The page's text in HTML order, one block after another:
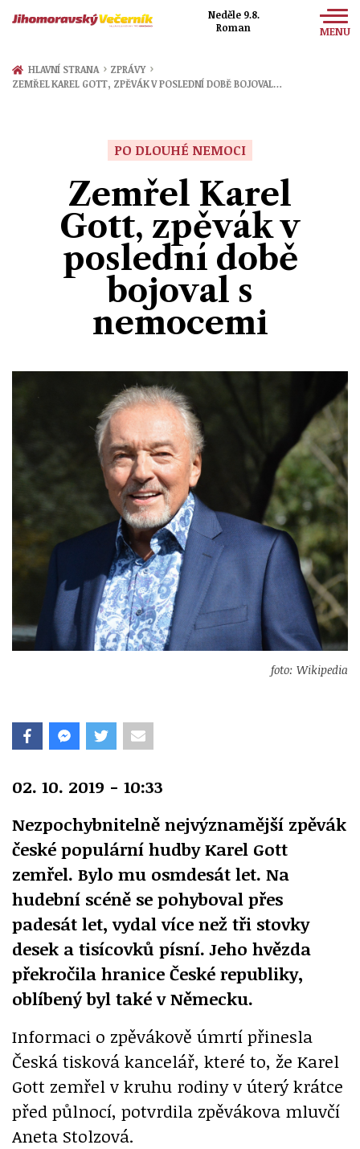
Neděle 9.8.
Roman
MENU
Zprávy
HLAVNÍ STRANA › ZPRÁVY ›
ZEMŘEL KAREL GOTT, ZPĚVÁK V POSLEDNÍ DOBĚ BOJOVAL…
PO DLOUHÉ NEMOCI
Zemřel Karel
Gott, zpěvák v
poslední době
bojoval s
nemocemi
foto: Wikipedia
02. 10. 2019 - 10:33
Nezpochybnitelně nejvýznamější zpěvák
české populární hudby Karel Gott
zemřel. Bylo mu osmdesát let. Na
hudební scéně se pohyboval přes
padesát let, vydal více než tři stovky
desek a tisícovků písní. Jeho hvězda
překročila hranice České republiky,
oblíbený byl také v Německu.
Informaci o zpěvákově úmrtí přinesla
Česká tisková kancelář, které to, že Karel
Gott zemřel v kruhu rodiny v úterý krátce
před půlnocí, potvrdila zpěvákova mluvčí
Aneta Stolzová.